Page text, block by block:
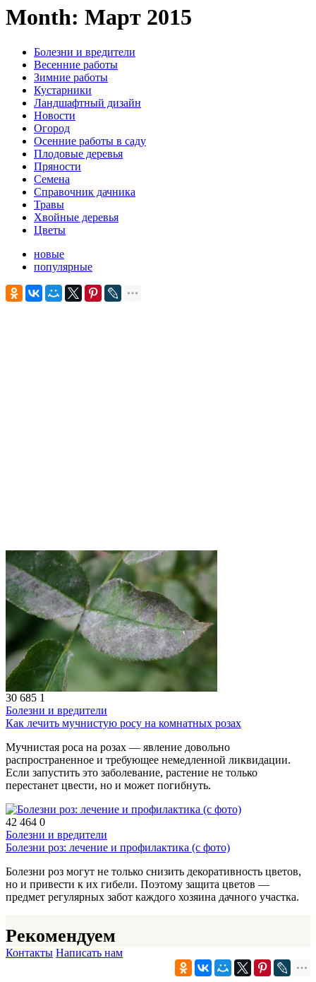
Month: Март 2015
Болезни и вредители
Весенние работы
Зимние работы
Кустарники
Ландшафтный дизайн
Новости
Огород
Осенние работы в саду
Плодовые деревья
Пряности
Семена
Справочник дачника
Травы
Хвойные деревья
Цветы
новые
популярные
30 685 1
Болезни и вредители
Как лечить мучнистую росу на комнатных розах
Мучнистая роса на розах — явление довольно
распространенное и требующее немедленной ликвидации.
Если запустить это заболевание, растение не только
перестанет цвести, но и может погибнуть.
42 464 0
Болезни и вредители
Болезни роз: лечение и профилактика (с фото)
Болезни роз могут не только снизить декоративность цветов,
но и привести к их гибели. Поэтому защита цветов —
предмет регулярных забот каждого хозяина дачного участка.
Рекомендуем
Контакты Написать нам